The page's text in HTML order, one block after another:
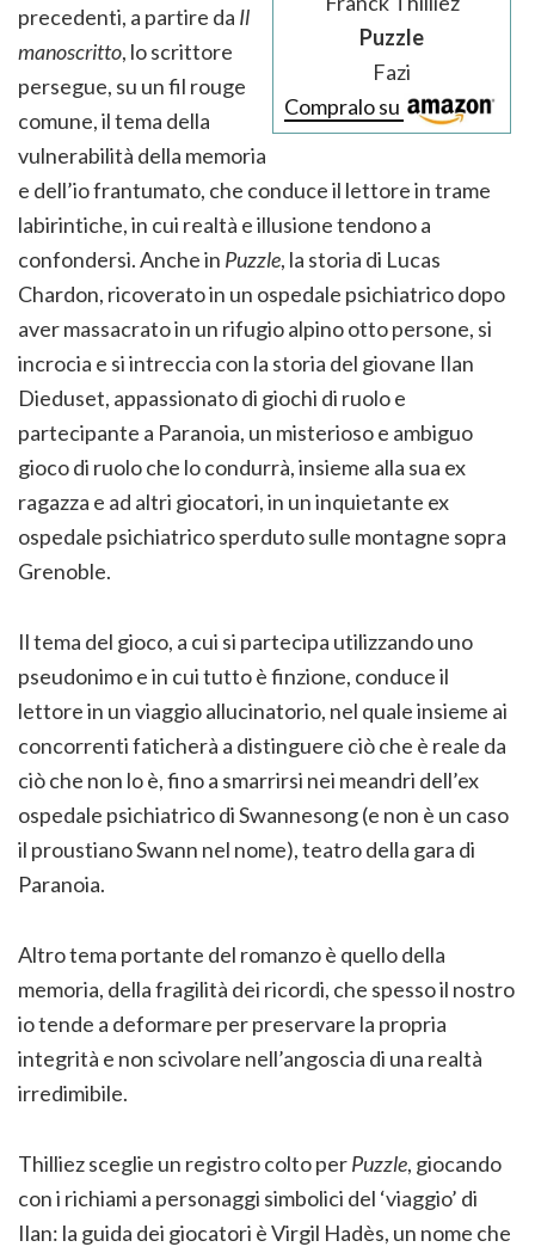
Puzzle
Fazi
Compralo su
precedenti, a partire da Il
manoscritto, lo scrittore
persegue, su un fil rouge
comune, il tema della
vulnerabilità della memoria
e dell’io frantumato, che conduce il lettore in trame
labirintiche, in cui realtà e illusione tendono a
confondersi. Anche in Puzzle, la storia di Lucas
Chardon, ricoverato in un ospedale psichiatrico dopo
aver massacrato in un rifugio alpino otto persone, si
incrocia e si intreccia con la storia del giovane Ilan
Dieduset, appassionato di giochi di ruolo e
partecipante a Paranoia, un misterioso e ambiguo
gioco di ruolo che lo condurrà, insieme alla sua ex
ragazza e ad altri giocatori, in un inquietante ex
ospedale psichiatrico sperduto sulle montagne sopra
Grenoble.
Il tema del gioco, a cui si partecipa utilizzando uno
pseudonimo e in cui tutto è finzione, conduce il
lettore in un viaggio allucinatorio, nel quale insieme ai
concorrenti faticherà a distinguere ciò che è reale da
ciò che non lo è, fino a smarrirsi nei meandri dell’ex
ospedale psichiatrico di Swannesong (e non è un caso
il proustiano Swann nel nome), teatro della gara di
Paranoia.
Altro tema portante del romanzo è quello della
memoria, della fragilità dei ricordi, che spesso il nostro
io tende a deformare per preservare la propria
integrità e non scivolare nell’angoscia di una realtà
irredimibile.
Thilliez sceglie un registro colto perPuzzle, giocando
con i richiami a personaggi simbolici del ‘viaggio’ di
Ilan: la guida dei giocatori è Virgil Hadès, un nome che